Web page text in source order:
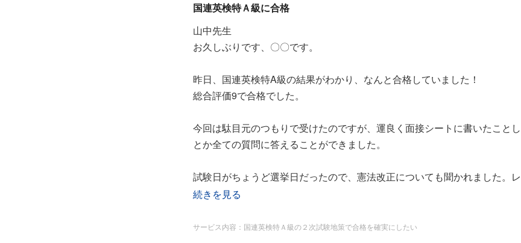
二次試験、おかげさまで合格しました！！！
（喜んでばかりはいられないまだまだ実力不足ですが）、
〇〇点もとれていました。（信じられないので下にコピーを貼りました。）
こんなに短期間で合格できたのは、山中先生が大変効率よく的確に導いて
いただき、楽しくやさしく厳しーくご指導していただいたからです！！
十数年前に独学独流で受けた準１級は一次試験に実は４、５回落ちており
すれ合格した苦い思いがあっただけに、昨年は一級を目指すことさえ随分と
独学では一級は難度もモチベーションを保つのも難しすぎます。
国連英検特Ａ級に合格
山中先生
お久しぶりです、〇〇です。
昨日、国連英検特A級の結果がわかり、なんと合格していました！
総合評価9で合格でした。
今回は駄目元のつもりで受けたのですが、運良く面接シートに書いたこと
とか全ての質問に答えることができました。
試験日がちょうど選挙日だったので、憲法改正についても聞かれました。
自分でも考えをまとめていたので答えることが出来ました。
最初はもう時間がないから面接自体受けようか受けないか迷ったのですが、
続きを見る
サービス内容：国連英検特Ａ級の２次試験地策で合格を確実にしたい